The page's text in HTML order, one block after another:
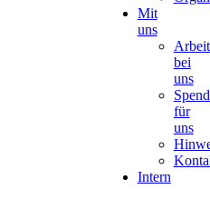
Mit
uns
bei
uns
für
uns
Intern